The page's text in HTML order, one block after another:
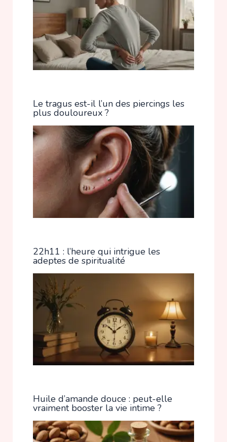
Le tragus est-il l’un des piercings les
plus douloureux ?
22h11 : l’heure qui intrigue les
adeptes de spiritualité
Huile d’amande douce : peut-elle
vraiment booster la vie intime ?